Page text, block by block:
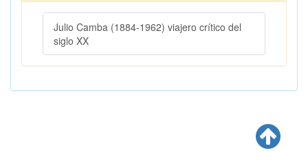
Julio Camba (1884-1962) viajero crítico del
siglo XX